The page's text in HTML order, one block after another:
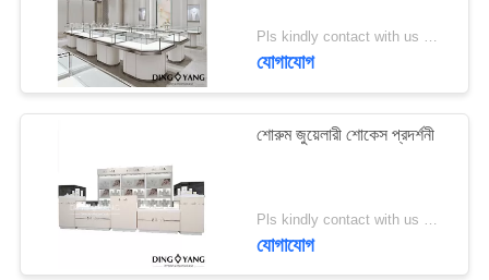
উদ্ধৃতি
অনুরোধ
COMPANY
NEWS
Pls kindly contact with us MOQ:1 দোকান বা 5 সেট / বিউটি জুয়েলারি শোকেস ডিজাইন
যোগাযোগ
শোরুম জুয়েলারী শোকেস প্রদর্শনী
যোগাযোগ